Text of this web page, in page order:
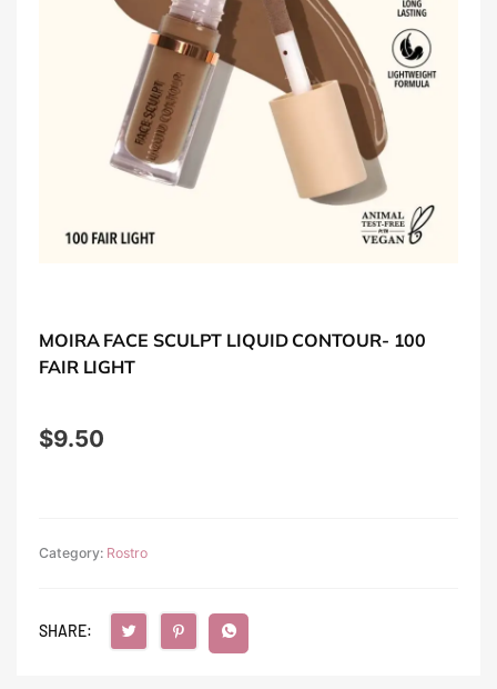
MOIRA FACE SCULPT LIQUID CONTOUR- 100
FAIR LIGHT
$9.50
Category: Rostro
SHARE: